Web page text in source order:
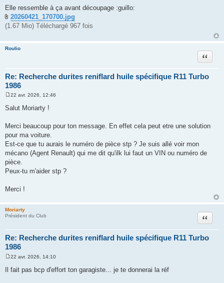
e
s
s
a
g
Elle ressemble à ça avant découpage :guillo:
20260421_170700.jpg
(1.67 Mio) Téléchargé 967 fois
Roulio
Re: Recherche durites reniflard huile spécifique R11 Turbo
1986
Citation
e
s
g
e
22 avr. 2026, 12:46
Salut Moriarty !
Merci beaucoup pour ton message. En effet cela peut etre une solution
pour ma voiture.
Est-ce que tu aurais le numéro de pièce stp ? Je suis allé voir mon
mécano (Agent Renault) qui me dit qu'ilk lui faut un VIN ou numéro de
pièce.
Peux-tu m'aider stp ?
Merci !
Moriarty
Président du Club
Re: Recherche durites reniflard huile spécifique R11 Turbo
1986
Citation
e
s
22 avr. 2026, 14:10
Il fait pas bcp d'effort ton garagiste... je te donnerai la réf